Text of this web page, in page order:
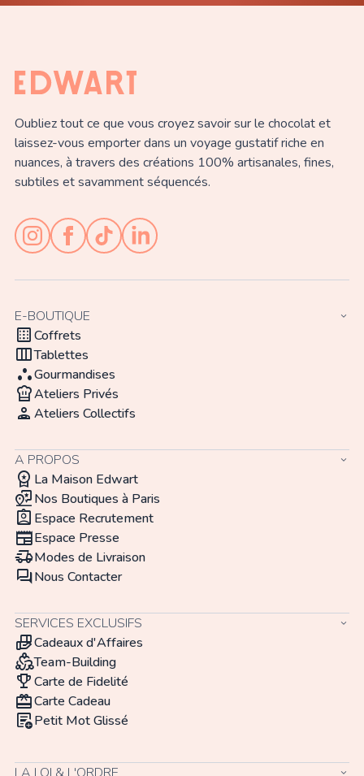
Oubliez tout ce que vous croyez savoir sur le chocolat et
laissez-vous emporter dans un voyage gustatif riche en
nuances, à travers des créations 100% artisanales, fines,
subtiles et savamment séquencés.
E-BOUTIQUE keyboard_arrow_down
background_dot_smallCoffrets
view_weekTablettes
atrGourmandises
chef_hatAteliers Privés
person_apron Ateliers Collectifs
A PROPOS keyboard_arrow_down
workspace_premium La Maison Edwart
map_pin_reviewNos Boutiques à Paris
assignment_ind Espace Recrutement
newspaperEspace Presse
delivery_truck_speedModes de Livraison
forumNous Contacter
SERVICES EXCLUSIFS keyboard_arrow_down
hand_packageCadeaux d'Affaires
diversity_2Team-Building
trophyCarte de Fidelité
redeemCarte Cadeau
add_notesPetit Mot Glissé
keyboard_arrow_down